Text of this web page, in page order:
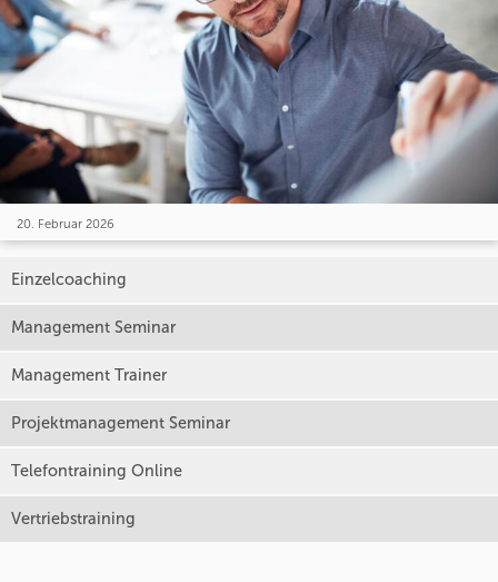
20. Februar 2026
Einzelcoaching
Management Seminar
Management Trainer
Projektmanagement Seminar
Telefontraining Online
Vertriebstraining